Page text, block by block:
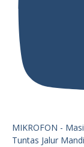
MIKROFON -
Tuntas Jalur